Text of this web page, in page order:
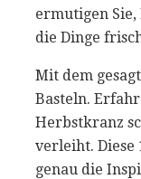
ermutigen
die Dinge
Mit dem
Basteln.
Herbstkranz
verleiht. Diese
genau die